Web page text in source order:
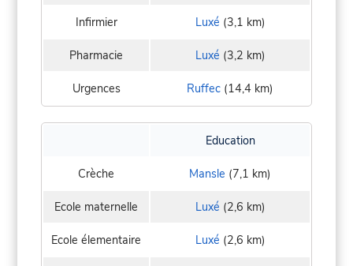
Infirmier Luxé (3,1 km)
Pharmacie Luxé (3,2 km)
Urgences Ruffec (14,4 km)
Education
Crèche Mansle (7,1 km)
Ecole maternelle Luxé (2,6 km)
Ecole élementaire Luxé (2,6 km)